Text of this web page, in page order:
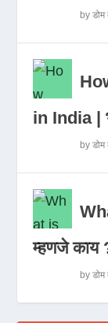
byडोम
in India |
byडोम
म्हणजे काय
byडोम